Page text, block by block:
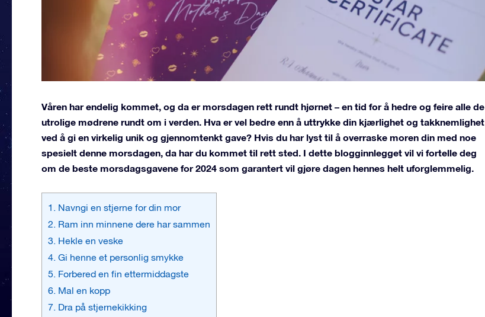
Våren har endelig kommet, og da er morsdagen rett rundt hjørnet – en tid for å hedre og feire alle de
utrolige mødrene rundt om i verden. Hva er vel bedre enn å uttrykke din kjærlighet og takknemlighet
ved å gi en virkelig unik og gjennomtenkt gave? Hvis du har lyst til å overraske moren din med noe
spesielt denne morsdagen, da har du kommet til rett sted. I dette blogginnlegget vil vi fortelle deg
om de beste morsdagsgavene for 2024 som garantert vil gjøre dagen hennes helt uforglemmelig.
1. Navngi en stjerne for din mor
2. Ram inn minnene dere har sammen
3. Hekle en veske
4. Gi henne et personlig smykke
5. Forbered en fin ettermiddagste
6. Mal en kopp
7. Dra på stjernekikking